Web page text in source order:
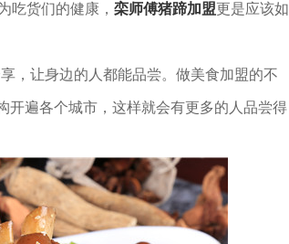
吃货们的健康， 栾师傅猪蹄加盟更是应该如
，让身边的人都能品尝。做美食加盟的不
开遍各个城市，这样就会有更多的人品尝得